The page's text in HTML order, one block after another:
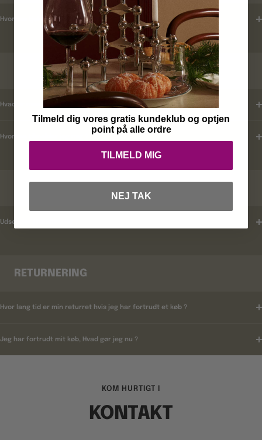
Hvordan tjekker jeg leveringstid ?
KUNDEKLUB
Hvad er mine fordele ?
Hvordan tilmelder jeg mig ?
Udsender i rabatkoder ?
RETURNERING
Hvor lang tid er min returret hvis jeg har fortrudt et køb ?
Jeg har fortrudt mit køb, Hvad gør jeg nu ?
KOM HURTIGT I
KONTAKT
Tilmeld dig vores gratis kundeklub og optjen
point på alle ordre
TILMELD MIG
NEJ TAK